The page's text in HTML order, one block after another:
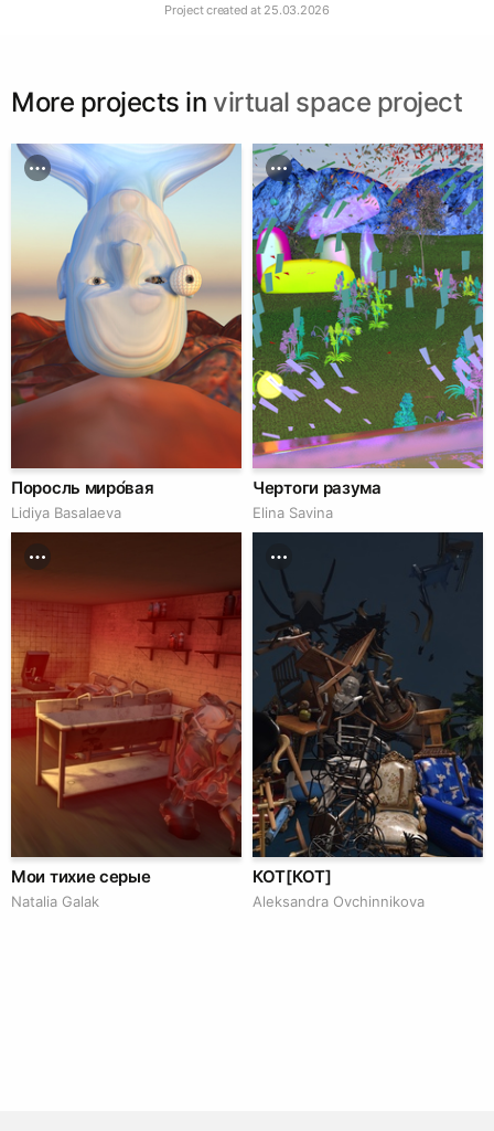
Project created at 25.03.2026
More projects in virtual space project
Поросль миро́вая
Lidiya Basalaeva
Чертоги разума
Elina Savina
Мои тихие серые
Natalia Galak
КОТ[КОТ]
Aleksandra Ovchinnikova